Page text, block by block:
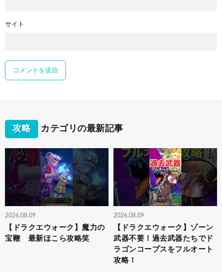
サイト
攻略 カテゴリの最新記事
2026.08.09
【ドラクエウォーク】魔力の
宝鞭 最新ほこら攻略笑
2026.08.09
【ドラクエウォーク】ゾーン
武器不要！過去武器たちでド
ラゴンコープスをフルオート
攻略！